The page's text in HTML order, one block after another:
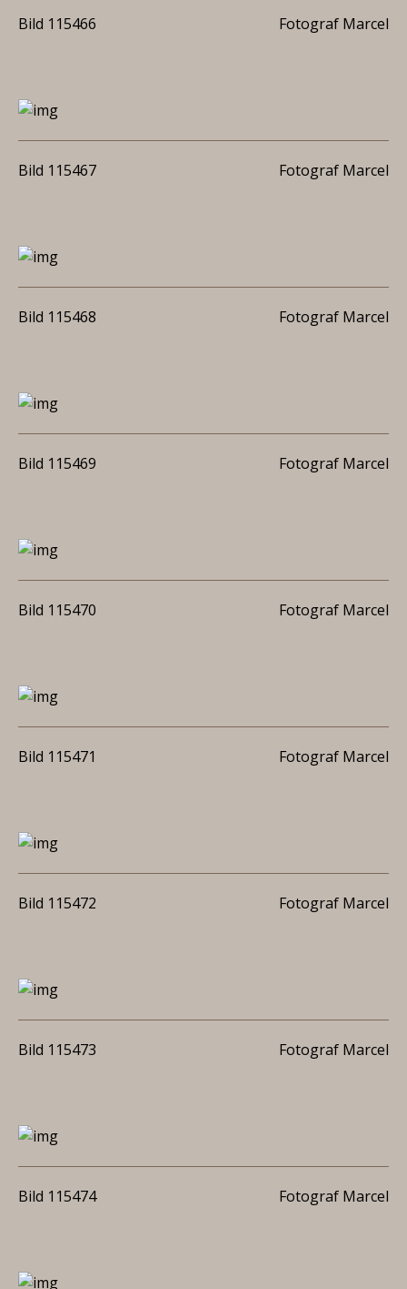
Bild 115466 Fotograf Marcel
Bild 115467 Fotograf Marcel
Bild 115468 Fotograf Marcel
Bild 115469 Fotograf Marcel
Bild 115470 Fotograf Marcel
Bild 115471 Fotograf Marcel
Bild 115472 Fotograf Marcel
Bild 115473 Fotograf Marcel
Bild 115474 Fotograf Marcel